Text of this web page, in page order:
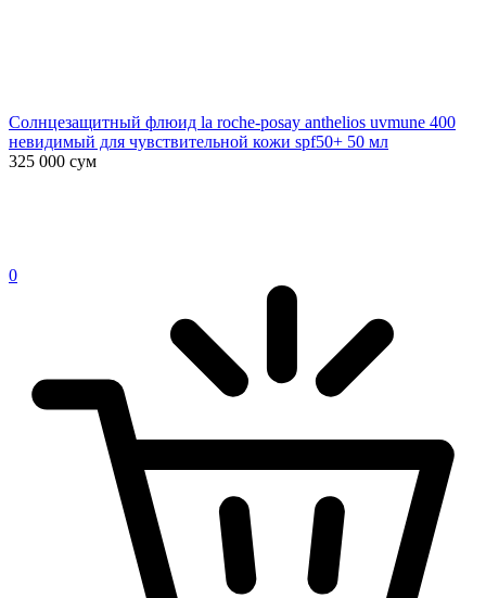
Солнцезащитный флюид la roche-posay anthelios uvmune 400
невидимый для чувствительной кожи spf50+ 50 мл
325 000 сум
0